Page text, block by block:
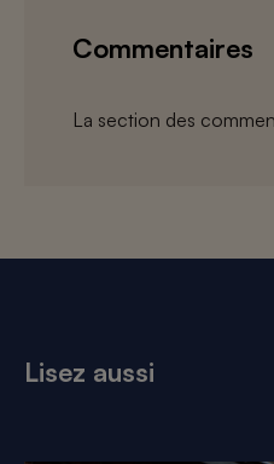
Commentaires
La section des
Lisez aussi